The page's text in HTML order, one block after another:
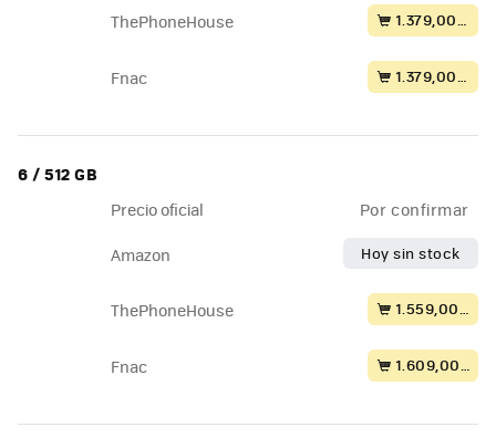
ThePhoneHouse 1.379,00 €
Fnac 1.379,00 €
6 / 512 GB
Precio oficial Por confirmar
Amazon Hoy sin stock
ThePhoneHouse 1.559,00 €
Fnac 1.609,00 €